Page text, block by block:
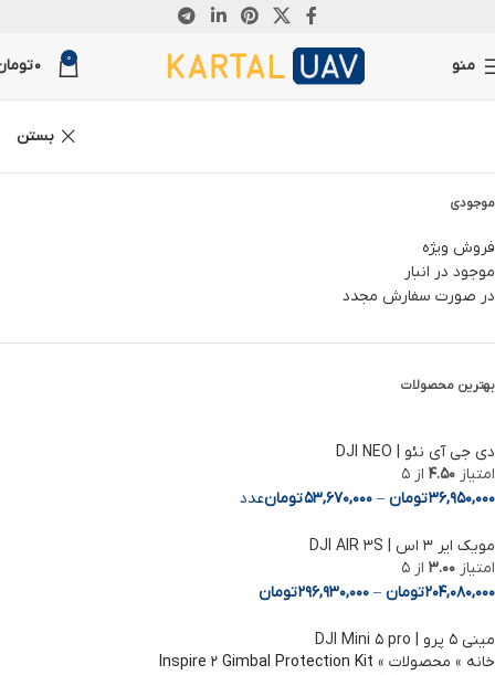
منو 0
0
بستن
موجودی
فروش ویژه
موجود در انبار
در صورت سفارش مجدد
بهترین محصولات
دی جی آی نئو | DJI NEO
امتیاز 4.50 از 5
36,950,000تومان –
53,670,000تومانعدد
مویک ایر 3 اس | DJI AIR 3S
امتیاز 3.00 از 5
204,080,000تومان –
296,930,000تومان
مینی ۵ پرو | DJI Mini ۵ pro
خانه » محصولات »
Inspire 2 Gimbal Protection Kit